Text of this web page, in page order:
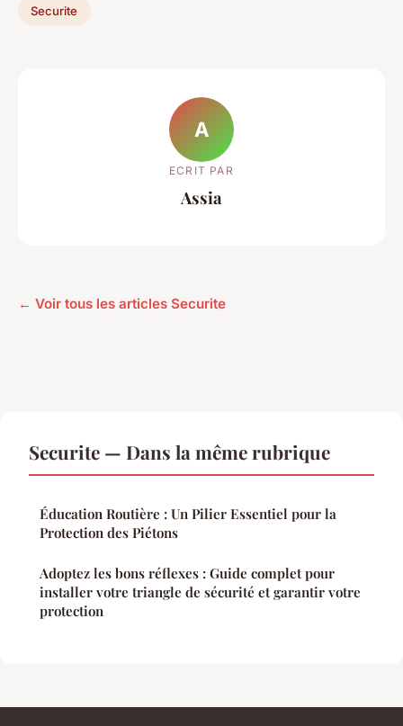
Securite
A
ECRIT PAR
Assia
← Voir tous les articles Securite
Securite — Dans la même rubrique
Éducation Routière : Un Pilier Essentiel pour la
Protection des Piétons
Adoptez les bons réflexes : Guide complet pour
installer votre triangle de sécurité et garantir votre
protection